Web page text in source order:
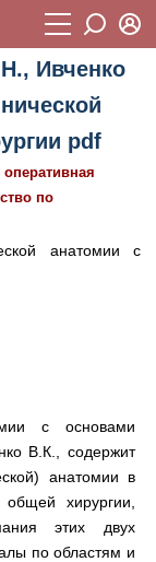
Ивченко
pdf
по
анатомии с
с основами
В.К., содержит
анатомии в
хирургии,
этих двух
по областям и